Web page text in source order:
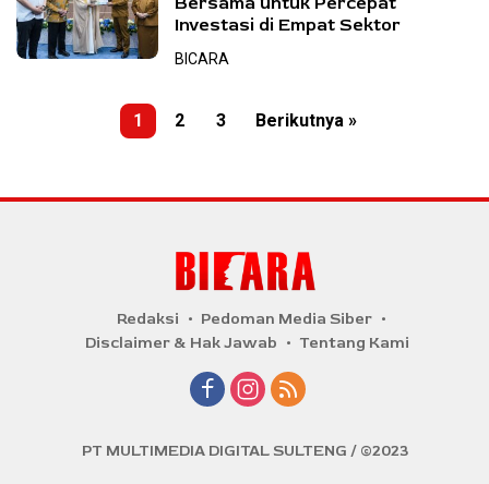
Investasi di Empat Sektor
BICARA
i
1 2 3 Berikutnya »
Redaksi
Pedoman Media Siber
Disclaimer & Hak Jawab
Tentang Kami
PT MULTIMEDIA DIGITAL SULTENG / ©2023